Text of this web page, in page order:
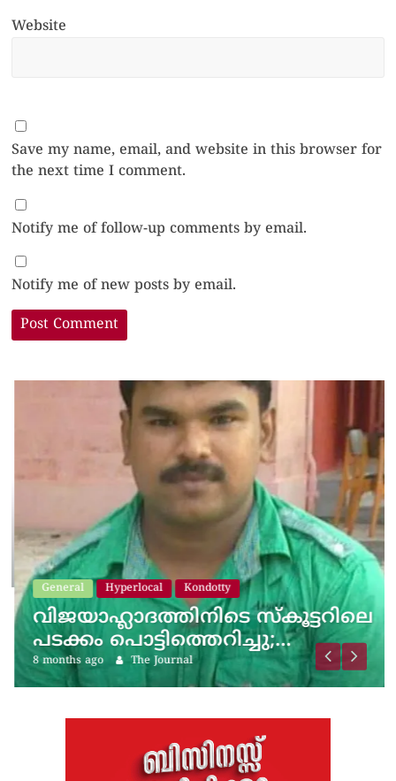
Website
Save my name, email, and website in this browser for
the next time I comment.
Notify me of follow-up comments by email.
Notify me of new posts by email.
General Hyperlocal Kondotty
വിജയാഹ്ലാദത്തിനിടെ സ്കൂട്ടറിലെ
പടക്കം പൊട്ടിത്തെറിച്ചു;…
8 months ago The Journal